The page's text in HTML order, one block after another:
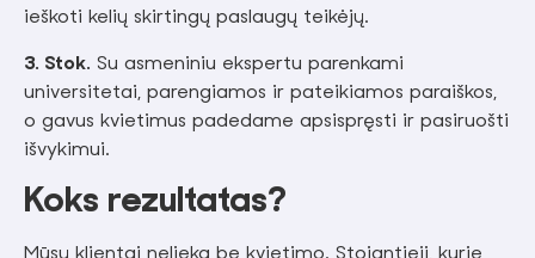
ieškoti kelių skirtingų paslaugų teikėjų.
3. Stok. Su asmeniniu ekspertu parenkami
universitetai, parengiamos ir pateikiamos paraiškos,
o gavus kvietimus padedame apsispręsti ir pasiruošti
išvykimui.
Koks rezultatas?
Mūsų klientai nelieka be kvietimo. Stojantieji, kurie